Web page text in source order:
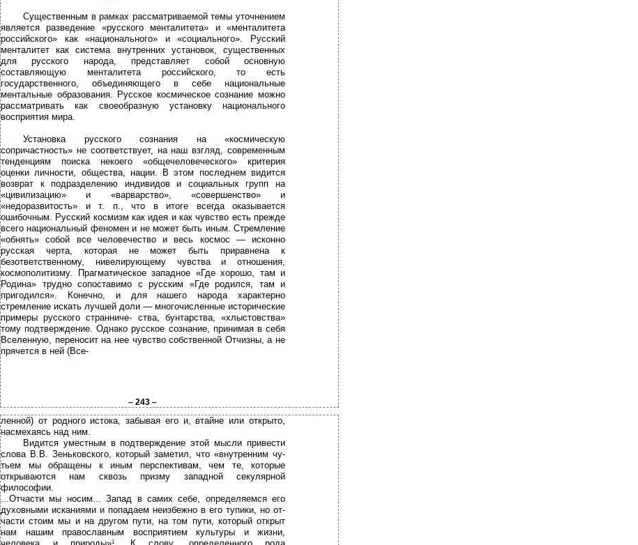
Существенным в рамках рассматриваемой темы уточнением
является разведение «русского менталитета» и «менталитета
российского» как «национального» и «социального». Русский
менталитет как система внутренних установок, существенных
для русского народа, представляет собой основную
составляющую менталитета российского, то есть
государственного, объединяющего в себе национальные
ментальные образования. Русское космическое сознание можно
рассматривать как своеобразную установку национального
восприятия мира.
Установка русского сознания на «космическую
сопричастность» не соответствует, на наш взгляд, современным
тенденциям поиска некоего «общечеловеческого» критерия
оценки личности, общества, нации. В этом последнем видится
возврат к подразделению индивидов и социальных групп на
«цивилизацию» и «варварство», «совершенство» и
«недоразвитость» и т. п., что в итоге всегда оказывается
ошибочным. Русский космизм как идея и как чувство есть прежде
всего национальный феномен и не может быть иным. Стремление
«обнять» собой все человечество и весь космос — исконно
русская черта, которая не может быть приравнена к
безответственному, нивелирующему чувства и отношения,
космополитизму. Прагматическое западное «Где хорошо, там и
Родина» трудно сопоставимо с русским «Где родился, там и
пригодился». Конечно, и для нашего народа характерно
стремление искать лучшей доли — многочисленные исторические
примеры русского странниче- ства, бунтарства, «хлыстовства»
тому подтверждение. Однако русское сознание, принимая в себя
Вселенную, переносит на нее чувство собственной Отчизны, а не
прячется в ней (Все-
– 243 –
ленной) от родного истока, забывая его и, втайне или открыто,
насмехаясь над ним.
Видится уместным в подтверждение этой мысли привести
слова В.В. Зеньковского, который заметил, что «внутренним чу-
тьем мы обращены к иным перспективам, чем те, которые
открываются нам сквозь призму западной секулярной
философии.
...Отчасти мы носим... Запад в самих себе, определяемся его
духовными исканиями и попадаем неизбежно в его тупики, но от-
части стоим мы и на другом пути, на том пути, который открыт
нам нашим православным восприятием культуры и жизни,
1